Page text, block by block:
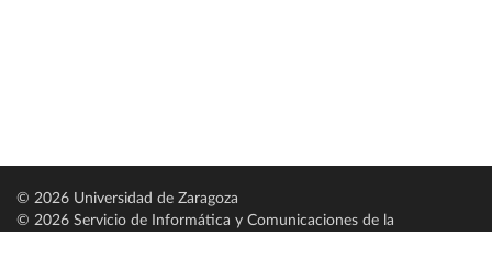
© 2026 Universidad de Zaragoza
© 2026 Servicio de Informática y Comunicaciones de la